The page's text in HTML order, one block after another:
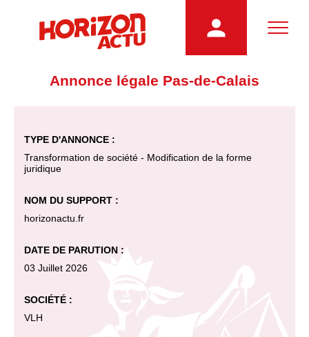
Annonce légale Pas-de-Calais
TYPE D'ANNONCE :
Transformation de société - Modification de la forme
juridique
NOM DU SUPPORT :
horizonactu.fr
DATE DE PARUTION :
03 Juillet 2026
SOCIÉTÉ :
VLH